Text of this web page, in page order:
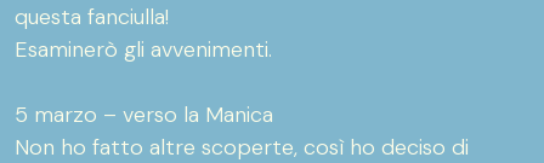
questa fanciulla!
Esaminerò gli avvenimenti.
5 marzo – verso la Manica
Non ho fatto altre scoperte, così ho deciso di